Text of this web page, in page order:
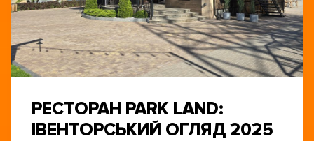
РЕСТОРАН PARK LAND:
ІВЕНТОРСЬКИЙ ОГЛЯД 2025